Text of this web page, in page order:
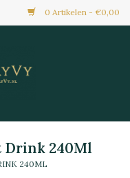
0 Artikelen - €0,00
Drink 240Ml
240ML